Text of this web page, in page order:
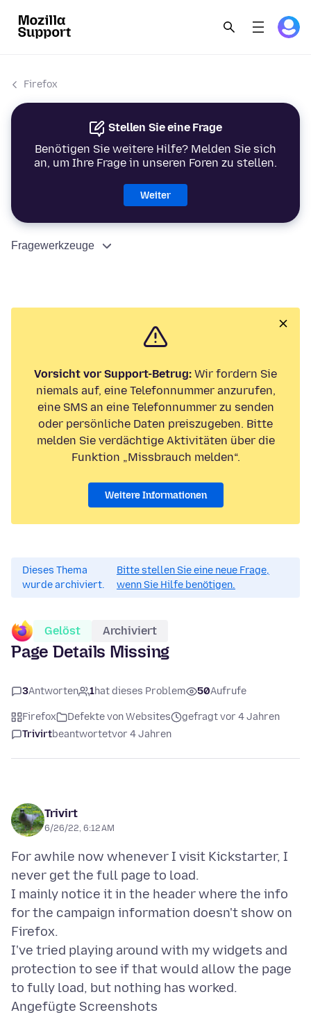
Firefox
Stellen Sie eine Frage
Benötigen Sie weitere Hilfe? Melden Sie sich
an, um Ihre Frage in unseren Foren zu stellen.
Weiter
Fragewerkzeuge
Vorsicht vor Support-Betrug: Wir fordern Sie
niemals auf, eine Telefonnummer anzurufen,
eine SMS an eine Telefonnummer zu senden
oder persönliche Daten preiszugeben. Bitte
melden Sie verdächtige Aktivitäten über die
Funktion „Missbrauch melden“.
Weitere Informationen
Dieses Thema
wurde archiviert.
Bitte stellen Sie eine neue Frage,
wenn Sie Hilfe benötigen.
Gelöst Archiviert
Page Details Missing
3Antworten 1hat dieses Problem 50Aufrufe
Firefox Defekte von Websites
gefragt vor 4 Jahren
Trivirtbeantwortetvor 4 Jahren
Trivirt
6/26/22, 6:12 AM
For awhile now whenever I visit Kickstarter, I
never get the full page to load.
I mainly notice it in the header where the info
for the campaign information doesn't show on
Firefox.
I've tried playing around with my widgets and
protection to see if that would allow the page
Angefügte Screenshots